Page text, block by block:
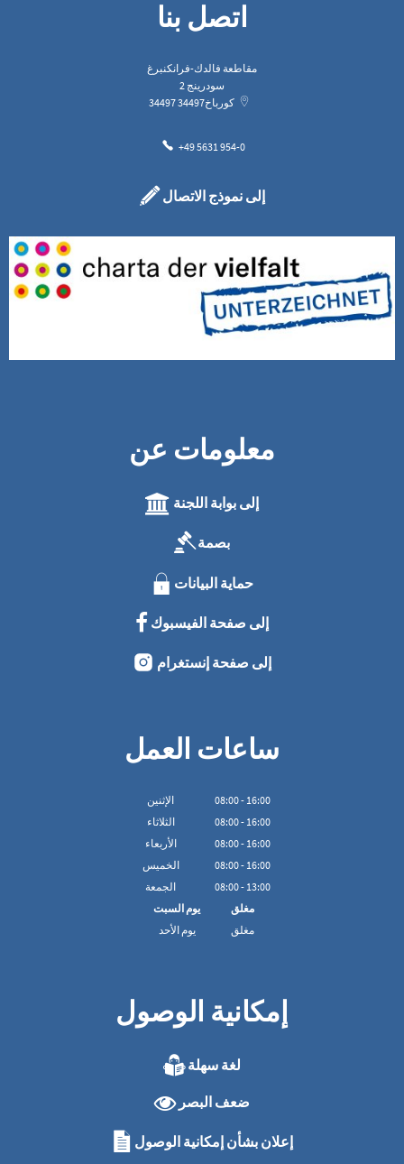
اتصل بنا
مقاطعة فالدك-فرانكنبرغ
سودرينج 2
34497
كورباخ34497
+49 5631 954-0
إلى نموذج الاتصال
معلومات عن
إلى بوابة اللجنة
بصمة
حماية البيانات
إلى صفحة الفيسبوك
إلى صفحة إنستغرام
ساعات العمل
الإثنين 08:00- 16:00
الثلاثاء
08:00- 16:00
الأربعاء
08:00- 16:00
الخميس
08:00- 16:00
الجمعة
08:00- 13:00
يوم السبت
مغلق
يوم الأحد
مغلق
إمكانية الوصول
لغة سهلة
ضعف البصر
إعلان بشأن إمكانية الوصول